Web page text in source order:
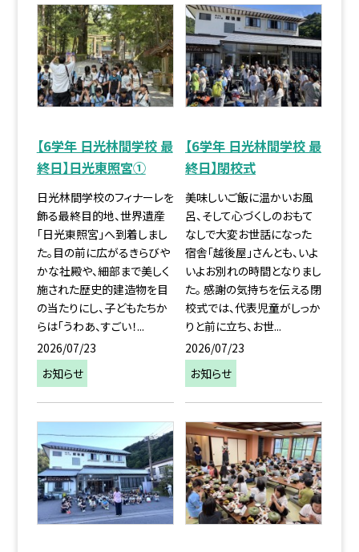
【6学年 日光林間学校 最
終日】日光東照宮①
日光林間学校のフィナーレを
飾る最終目的地、世界遺産
「日光東照宮」へ到着しまし
た。目の前に広がるきらびや
かな社殿や、細部まで美しく
施された歴史的建造物を目
の当たりにし、子どもたちか
らは「うわあ、すごい！...
2026/07/23
お知らせ
【6学年 日光林間学校 最
終日】閉校式
美味しいご飯に温かいお風
呂、そして心づくしのおもて
なしで大変お世話になった
宿舎「越後屋」さんとも、いよ
いよお別れの時間となりまし
た。 感謝の気持ちを伝える閉
校式では、代表児童がしっか
りと前に立ち、お世...
2026/07/23
お知らせ